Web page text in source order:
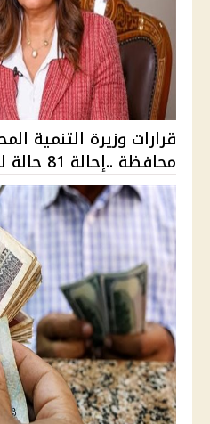
محافظة ..إحالة 81 حالة للنيابات...